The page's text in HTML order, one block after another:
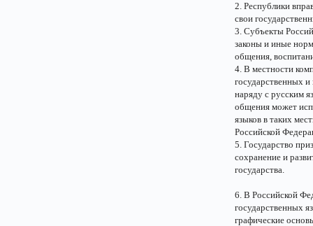
2. Республики
свои
3. Субъекты
законы и иные
общения,
4. В местности
государственных
наряду с русским
общения может
языков в таких
Российской
5. Государство
сохранение и
государства.
6. В Российской
государственных
графические